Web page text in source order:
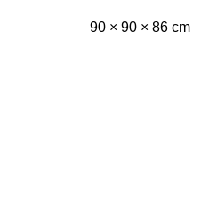
90 × 90 × 86 cm